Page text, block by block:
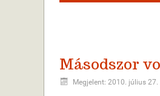
Másodszor
Megjelent: 2010. július 27.